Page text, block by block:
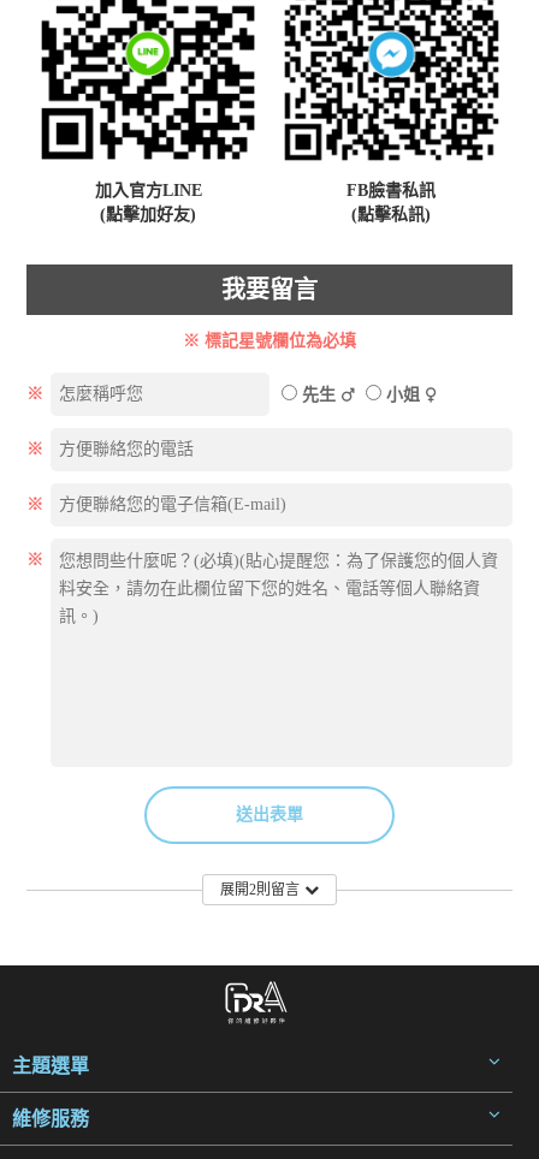
加入官方LINE
(點擊加好友)
FB臉書私訊
(點擊私訊)
我要留言
※ 標記星號欄位為必填
※ 先生 小姐
※
※
※
送出表單
展開2則留言
主題選單
維修服務